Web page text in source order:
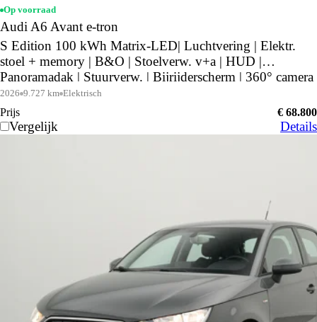
Op voorraad
Audi A6 Avant e-tron
S Edition 100 kWh Matrix-LED| Luchtvering | Elektr.
stoel + memory | B&O | Stoelverw. v+a | HUD |
Panoramadak | Stuurverw. | Bijrijderscherm | 360° camera
| Keyless |
2026 9.727 km Elektrisch
Prijs € 68.800
Vergelijk Details